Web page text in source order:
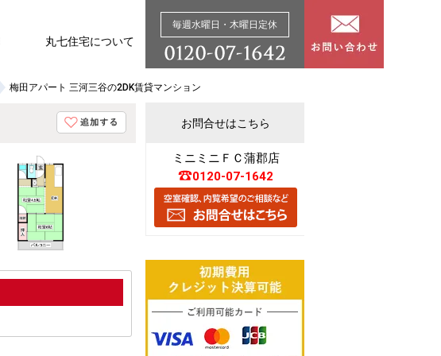
丸七住宅について
毎週水曜日・木曜日定休
梅田アパート 三河三谷の2DK賃貸マンション
お問合せはこちら
ミニミニＦＣ蒲郡店
0120-07-1642